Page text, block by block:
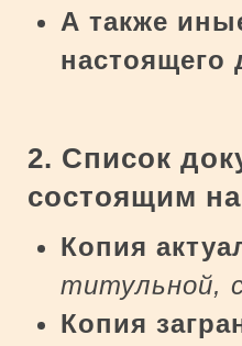
А также
настоящего
2. Список
состоящим
Копия
титульной,
Копия